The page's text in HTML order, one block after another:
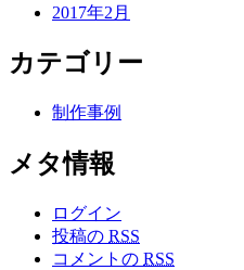
2017年2月
カテゴリー
制作事例
メタ情報
ログイン
投稿の RSS
コメントの RSS